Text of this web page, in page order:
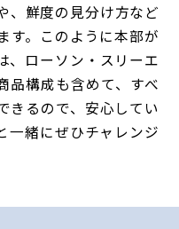
、鮮度の見分け方など
す。このように本部が
、ローソン・スリーエ
品構成も含めて、すべ
きるので、安心してい
一緒にぜひチャレンジ